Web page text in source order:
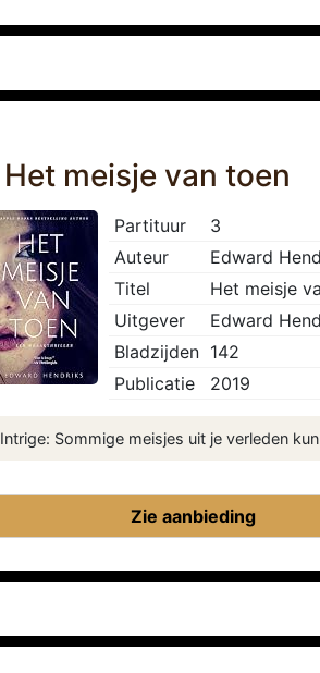
Het meisje van toen
Partituur
3
Auteur
Edward
Titel
Het meisje
Uitgever
Edward
Bladzijden 142
Publicatie
2019
Intrige: Sommige meisjes uit je verleden
Zie aanbieding